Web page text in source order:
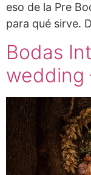
eso de la Pre
para qué sirve.
Bodas
wedding